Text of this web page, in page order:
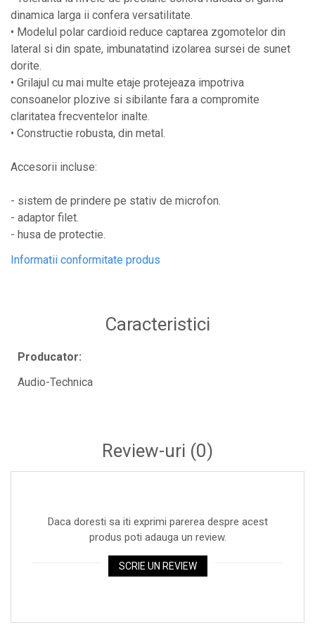
Efecte de lumini
Lasere
Masini de fum si ceata
Mixere DMX
Moving Head-uri
Par Led si Pinspot
Scene şi Ring-uri de Dans
Stative si schela lumini
Instrumente Muzicale
Chitare si bass
Claviaturi
Accesorii Pick-up si Vinyl
Console DJ
Controllere MIDI - USB DAW
dinamica larga ii confera versatilitate.
• Modelul polar cardioid reduce captarea zgomotelor din
lateral si din spate, imbunatatind izolarea sursei de sunet
dorite.
• Grilajul cu mai multe etaje protejeaza impotriva
consoanelor plozive si sibilante fara a compromite
claritatea frecventelor inalte.
• Constructie robusta, din metal.
Accesorii incluse:
- sistem de prindere pe stativ de microfon.
- adaptor filet.
- husa de protectie.
Informatii conformitate produs
Caracteristici
Producator:
Audio-Technica
Review-uri (0)
Daca doresti sa iti exprimi parerea despre acest
produs poti adauga un review.
SCRIE UN REVIEW